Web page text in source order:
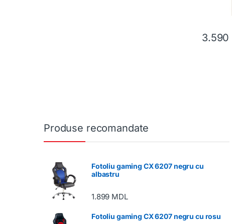
3.590
Produse recomandate
Fotoliu gaming CX 6207 negru cu
albastru
1.899 MDL
Fotoliu gaming CX 6207 negru cu rosu